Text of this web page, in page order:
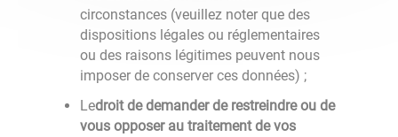
circonstances (veuillez noter que des
dispositions légales ou réglementaires
ou des raisons légitimes peuvent nous
imposer de conserver ces données) ;
Ledroit de demander de restreindre ou de
vous opposer au traitement de vos